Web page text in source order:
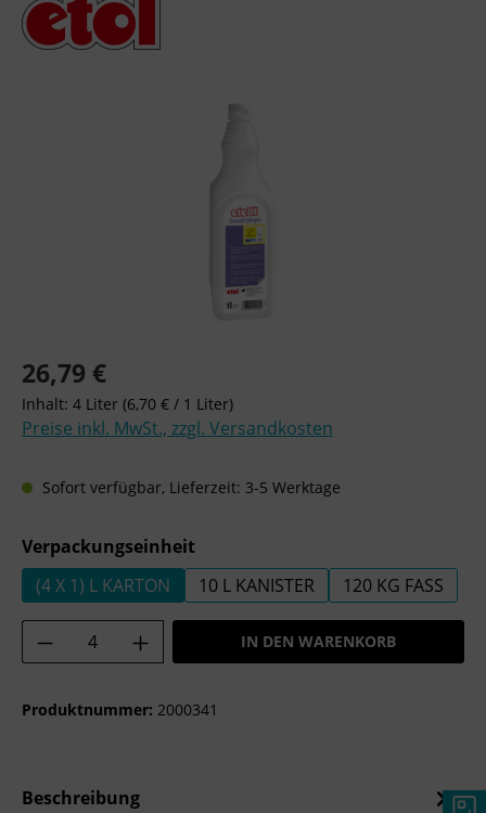
Regulärer Preis:
26,79 €
Inhalt: 4 Liter (6,70 € / 1 Liter)
Preise inkl. MwSt., zzgl. Versandkosten
Sofort verfügbar, Lieferzeit: 3-5 Werktage
Verpackungseinheitauswählen
(4 X 1) L KARTON
10 L KANISTER 120 KG FASS
Produkt Anzahl: Gib den gewünschten
IN DEN WARENKORB
Produktnummer: 2000341
Beschreibung